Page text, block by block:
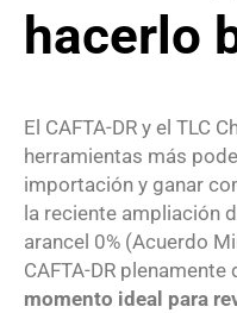
hacerlo
El CAFTA-DR y el TLC
herramientas más
importación y ganar
la reciente ampliación
arancel 0% (Acuerdo
CAFTA-DR plenamente
momento ideal para